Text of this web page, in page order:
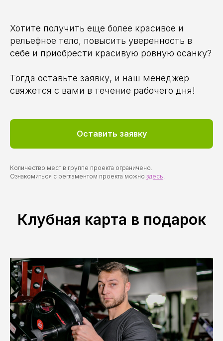
Хотите получить еще более красивое и
рельефное тело, повысить уверенность в
себе и приобрести красивую ровную осанку?
Тогда оставьте заявку, и наш менеджер
свяжется с вами в течение рабочего дня!
Оставить заявку
Количество мест в группе проекта ограничено.
Ознакомиться с регламентом проекта можно здесь.
Клубная карта в подарок